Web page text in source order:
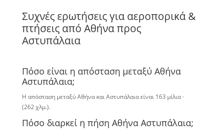
Συχνές ερωτήσεις για αεροπορικά &
πτήσεις από Αθήνα προς
Αστυπάλαια
Πόσο είναι η απόσταση μεταξύ Αθήνα
Αστυπάλαια;
Η απόσταση μεταξύ Αθήνα και Αστυπάλαια είναι 163 μίλια ·
(262 χλμ.).
Πόσο διαρκεί η πήση Αθήνα Αστυπάλαια;